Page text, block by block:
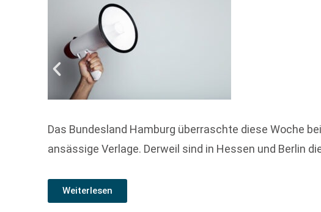
Das Bundesland Hamburg überraschte diese Woche
ansässige Verlage. Derweil sind in Hessen und Berlin
Weiterlesen